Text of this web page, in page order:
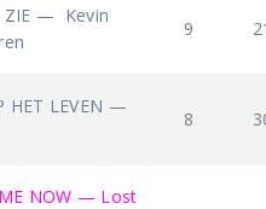
ZIE — Kevin
9
HET LEVEN —
8
ME NOW — Lost